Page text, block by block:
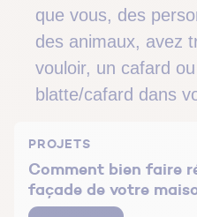
que vous, des
des animaux, avez
vouloir, un cafard
blatte/cafard dans
Comment bien faire
façade de votre
PROJETS